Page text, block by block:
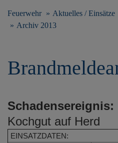
Feuerwehr Aktuelles / Einsätze
Archiv 2013
Schadensereignis:
Kochgut auf Herd
EINSATZDATEN: